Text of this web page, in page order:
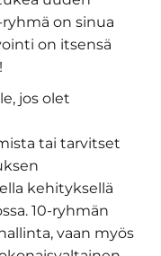
on sinua
on itsensä
jos olet
tai tarvitset
kehityksellä
10-ryhmän
vaan myös